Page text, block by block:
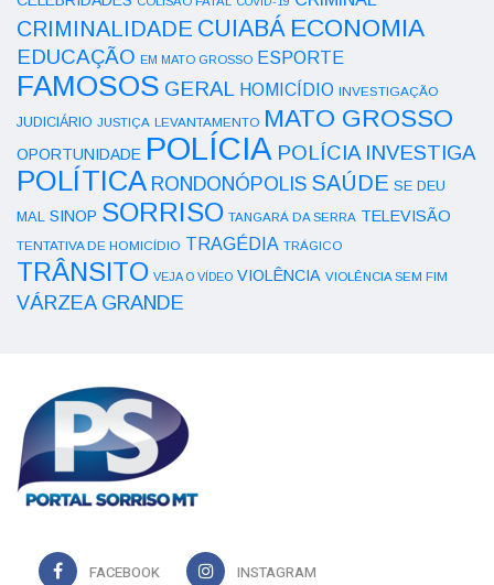
CRIMINALIDADE CUIABÁ ECONOMIA
EDUCAÇÃO EM MATO GROSSO ESPORTE
FAMOSOS GERAL HOMICÍDIO INVESTIGAÇÃO
JUDICIÁRIO JUSTIÇA LEVANTAMENTO MATO GROSSO
OPORTUNIDADE POLÍCIA POLÍCIA INVESTIGA
POLÍTICA RONDONÓPOLIS SAÚDE SE DEU
MAL SINOP SORRISO TANGARÁ DA SERRA TELEVISÃO
TENTATIVA DE HOMICÍDIO TRAGÉDIA TRÁGICO
TRÂNSITO VEJA O VÍDEO VIOLÊNCIA VIOLÊNCIA SEM FIM
VÁRZEA GRANDE
FACEBOOK INSTAGRAM